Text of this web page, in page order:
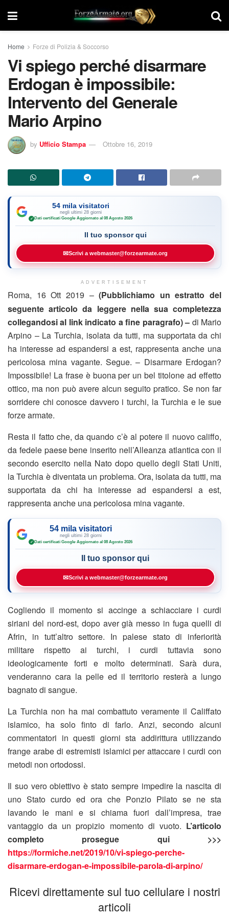
Home Forze di Polizia & Soccorso
Vi spiego perché disarmare
Erdogan è impossibile:
Intervento del Generale
Mario Arpino
by Ufficio Stampa Ottobre 16, 2019
54 mila visitatori
negli ultimi 28 giorni
✓ Dati certificati Google·Aggiornato al 08 Agosto 2026
Il tuo sponsor qui
✉Scrivi a webmaster@forzearmate.org
ADVERTISEMENT
Roma, 16 Ott 2019 –(Pubblichiamo un estratto del
seguente articolo da leggere nella sua completezza
collegandosi al link indicato a fine paragrafo) – di Mario
Arpino – La Turchia, isolata da tutti, ma supportata da chi
ha interesse ad espandersi a est, rappresenta anche una
pericolosa mina vagante. Segue. – Disarmare Erdogan?
Impossibile! La frase è buona per un bel titolone ad effetto
ottico, ma non può avere alcun seguito pratico. Se non far
sorridere chi conosce davvero i turchi, la Turchia e le sue
forze armate.
Resta il fatto che, da quando c’è al potere il nuovo califfo,
da fedele paese bene inserito nell’Alleanza atlantica con il
secondo esercito nella Nato dopo quello degli Stati Uniti,
la Turchia è diventata un problema. Ora, isolata da tutti, ma
supportata da chi ha interesse ad espandersi a est,
rappresenta anche una pericolosa mina vagante.
54 mila visitatori
negli ultimi 28 giorni
✓ Dati certificati Google·Aggiornato al 08 Agosto 2026
Il tuo sponsor qui
✉Scrivi a webmaster@forzearmate.org
Cogliendo il momento si accinge a schiacciare i curdi
siriani del nord-est, dopo aver già messo in fuga quelli di
Afrin, in tutt’altro settore. In palese stato di inferiorità
militare rispetto ai turchi, i curdi tuttavia sono
ideologicamente forti e molto determinati. Sarà dura,
venderanno cara la pelle ed il territorio resterà a lungo
bagnato di sangue.
La Turchia non ha mai combattuto veramente il Califfato
islamico, ha solo finto di farlo. Anzi, secondo alcuni
commentatori in questi giorni sta addirittura utilizzando
frange arabe di estremisti islamici per attaccare i curdi con
metodi non ortodossi.
Il suo vero obiettivo è stato sempre impedire la nascita di
uno Stato curdo ed ora che Ponzio Pilato se ne sta
lavando le mani e si chiama fuori dall’impresa, trae
vantaggio da un propizio momento di vuoto. L’articolo
completo prosegue qui >>>
https://formiche.net/2019/10/vi-spiego-perche-
disarmare-erdogan-e-impossibile-parola-di-arpino/
Ricevi direttamente sul tuo cellulare i nostri
articoli